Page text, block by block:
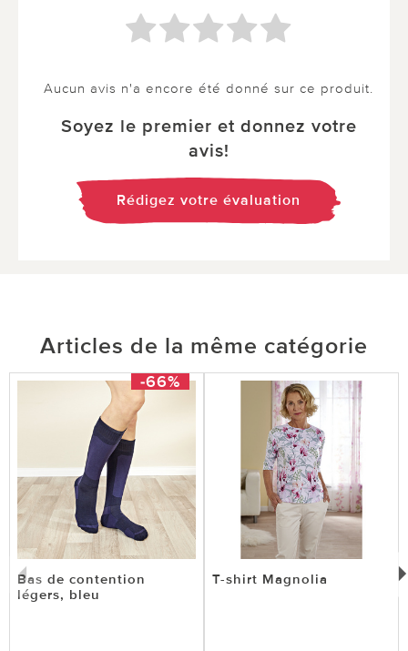
Aucun avis n'a encore été donné sur ce produit.
Soyez le premier et donnez votre
avis!
Rédigez votre évaluation
Articles de la même catégorie
-66%
Bas de contention
légers, bleu
T-shirt Magnolia